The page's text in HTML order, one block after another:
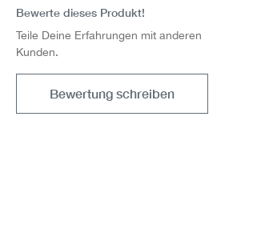
Bewerte dieses Produkt!
Teile Deine Erfahrungen mit anderen
Kunden.
Bewertung schreiben